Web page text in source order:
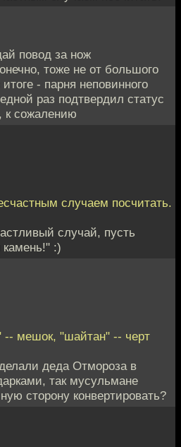
повод за нож
тоже не от большого
- парня неповинного
раз подтвердил статус
к сожалению
случаем посчитать.
случай, пусть
:)
-- мешок, "шайтан" -- черт
деда Отмороза в
так мусульмане
сторону конвертировать?